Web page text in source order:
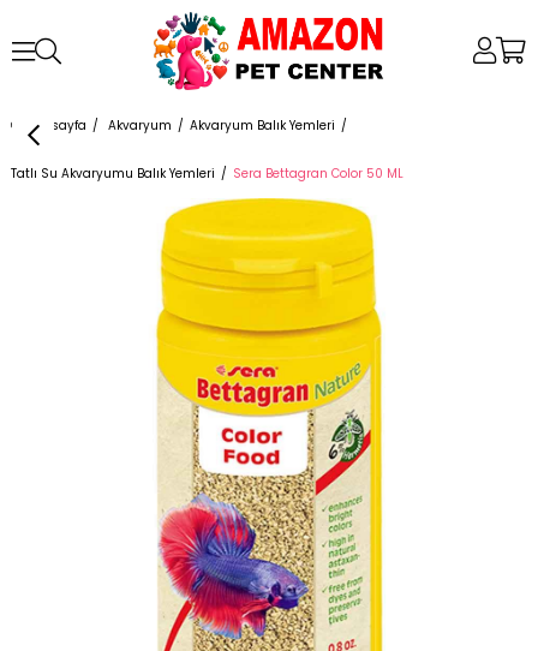
Anasayfa Akvaryum Akvaryum Balık Yemleri
Tatlı Su Akvaryumu Balık Yemleri Sera Bettagran Color 50 ML